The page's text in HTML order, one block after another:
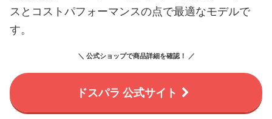
スとコストパフォーマンスの点で最適なモデルで
す。
＼ 公式ショップで商品詳細を確認！ ／
ドスパラ 公式サイト